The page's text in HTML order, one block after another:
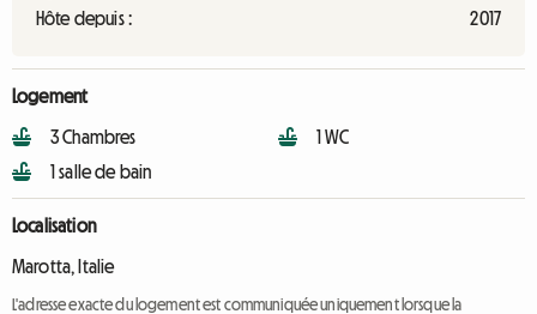
Hôte depuis :
2017
Logement
3 Chambres
1 salle de bain
1 WC
Localisation
Marotta, Italie
L'adresse exacte du logement est communiquée uniquement lorsque la